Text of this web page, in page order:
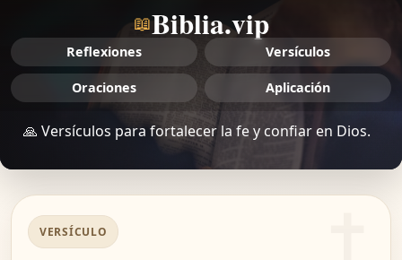
📖Biblia.vip
Reflexiones Versículos
Oraciones Aplicación
🙏 Versículos para fortalecer la fe y confiar en Dios.
VERSÍCULO